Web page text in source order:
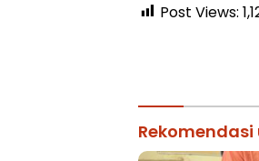
Post Views: